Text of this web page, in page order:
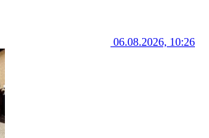
06.08.2026, 10:26